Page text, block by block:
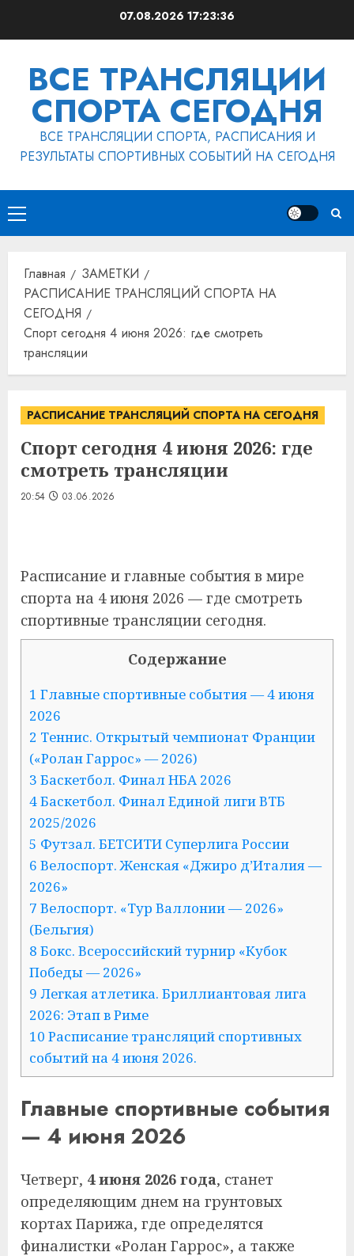
07.08.202617:23:37
ВСЕ ТРАНСЛЯЦИИ
СПОРТА СЕГОДНЯ
ВСЕ ТРАНСЛЯЦИИ СПОРТА, РАСПИСАНИЯ И
РЕЗУЛЬТАТЫ СПОРТИВНЫХ СОБЫТИЙ НА СЕГОДНЯ
Основное
меню
Главная
ЗАМЕТКИ
РАСПИСАНИЕ ТРАНСЛЯЦИЙ СПОРТА НА
СЕГОДНЯ
Спорт сегодня 4 июня 2026: где смотреть
трансляции
РАСПИСАНИЕ ТРАНСЛЯЦИЙ СПОРТА НА СЕГОДНЯ
Спорт сегодня 4 июня 2026: где
смотреть трансляции
20:54 03.06.2026
Расписание и главные события в мире
спорта на 4 июня 2026 — где смотреть
спортивные трансляции сегодня.
Содержание
1 Главные спортивные события — 4 июня
2026
2 Теннис. Открытый чемпионат Франции
(«Ролан Гаррос» — 2026)
3 Баскетбол. Финал НБА 2026
4 Баскетбол. Финал Единой лиги ВТБ
2025/2026
5 Футзал. БЕТСИТИ Суперлига России
6 Велоспорт. Женская «Джиро д’Италия —
2026»
7 Велоспорт. «Тур Валлонии — 2026»
(Бельгия)
8 Бокс. Всероссийский турнир «Кубок
Победы — 2026»
9 Легкая атлетика. Бриллиантовая лига
2026: Этап в Риме
10 Расписание трансляций спортивных
событий на 4 июня 2026.
Главные спортивные события
— 4 июня 2026
Четверг, 4 июня 2026 года, станет
определяющим днем на грунтовых
кортах Парижа, где определятся
финалистки «Ролан Гаррос», а также